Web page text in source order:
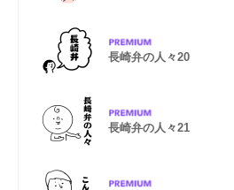
長崎弁の人々20
長崎弁の人々21